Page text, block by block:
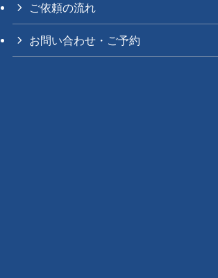
ご依頼の流れ
お問い合わせ・ご予約